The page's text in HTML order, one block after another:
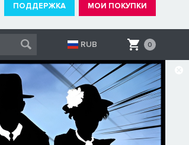
ПОДДЕРЖКА МОИ ПОКУПКИ
RUB 0